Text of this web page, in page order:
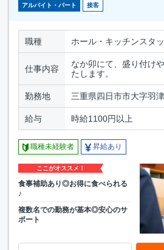
アルバイト・パート 接客
職種 ホール・キッチンスタ
仕事内容
なか卯にて、盛り付け
たします。
勤務地 三重県四日市市大字羽
給与 時給1100円以上
職種未経験者 昇給あり
ここがオススメ！
食事補助あり◎お得に食べられる
♪
複数名での勤務が基本◎安心のサ
ポート